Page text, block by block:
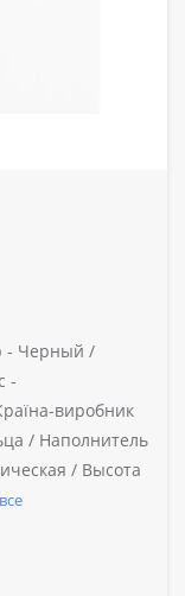
- Черный /
-
виробник
/ Наполнитель
/ Высота